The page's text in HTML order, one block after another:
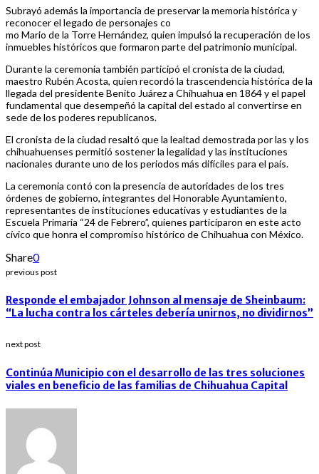
Subrayó además la importancia de preservar la memoria histórica y
reconocer el legado de personajes co
mo Mario de la Torre Hernández, quien impulsó la recuperación de los
inmuebles históricos que formaron parte del patrimonio municipal.
Durante la ceremonia también participó el cronista de la ciudad,
maestro Rubén Acosta, quien recordó la trascendencia histórica de la
llegada del presidente Benito Juárez a Chihuahua en 1864 y el papel
fundamental que desempeñó la capital del estado al convertirse en
sede de los poderes republicanos.
El cronista de la ciudad resaltó que la lealtad demostrada por las y los
chihuahuenses permitió sostener la legalidad y las instituciones
nacionales durante uno de los periodos más difíciles para el país.
La ceremonia contó con la presencia de autoridades de los tres
órdenes de gobierno, integrantes del Honorable Ayuntamiento,
representantes de instituciones educativas y estudiantes de la
Escuela Primaria “24 de Febrero”, quienes participaron en este acto
cívico que honra el compromiso histórico de Chihuahua con México.
Share0
previous post
Responde el embajador Johnson al mensaje de Sheinbaum:
“La lucha contra los cárteles debería unirnos, no dividirnos”
next post
Continúa Municipio con el desarrollo de las tres soluciones
viales en beneficio de las familias de Chihuahua Capital